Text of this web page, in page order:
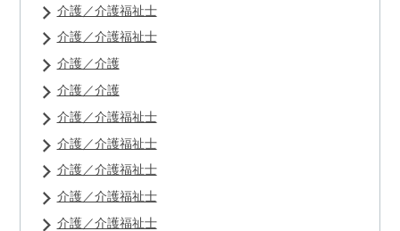
介護／介護福祉士
介護／介護福祉士
介護／介護
介護／介護
介護／介護福祉士
介護／介護福祉士
介護／介護福祉士
介護／介護福祉士
介護／介護福祉士